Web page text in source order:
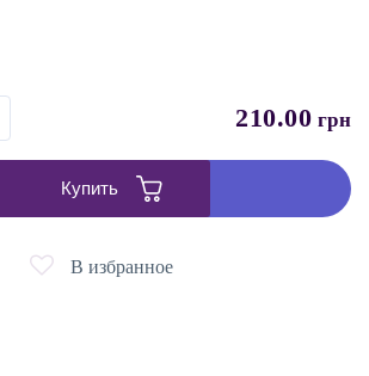
210.00 грн
Купить
В избранное